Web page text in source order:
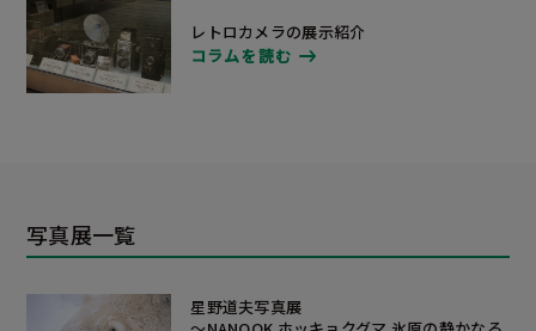
レトロカメラの展示紹介
コラムを読む
写真展一覧
星野道夫写真展